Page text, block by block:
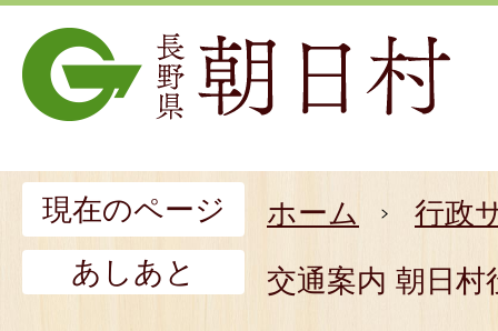
現在のページ ホーム
行政
あしあと
交通案内 朝日村